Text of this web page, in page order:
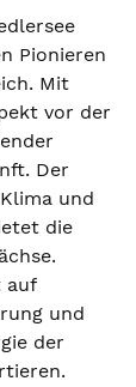
Pionieren
Mit
vor der
Der
und
die
auf
und
der